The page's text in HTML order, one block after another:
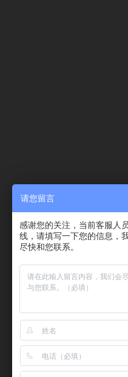
请您留言
感谢您的关注，当前客服人
线，请填写一下您的信息，
尽快和您联系。